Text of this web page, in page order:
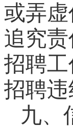
或弄
追究
招聘
招聘
九、